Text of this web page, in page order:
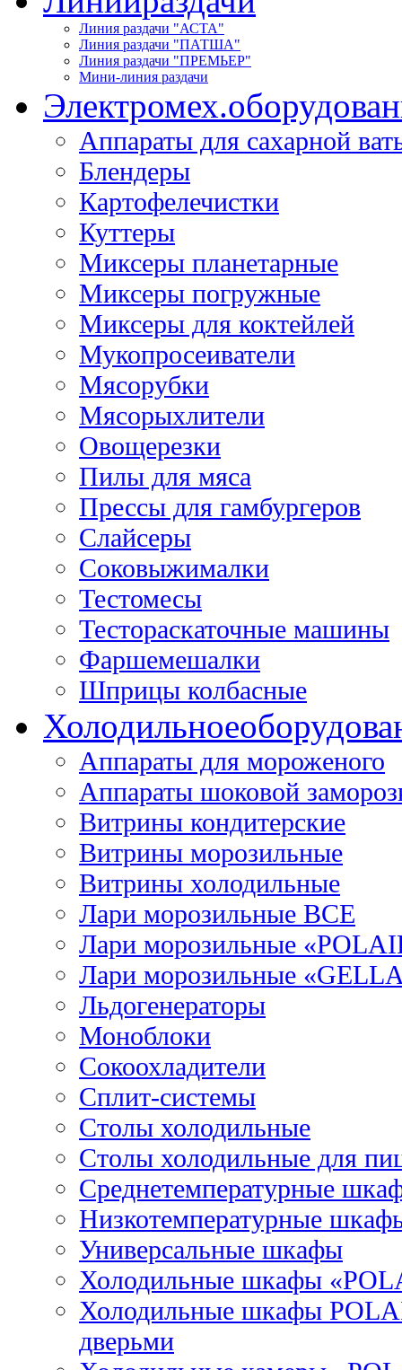
Линия раздачи "АСТА"
Линия раздачи "ПАТША"
Линия раздачи "ПРЕМЬЕР"
Мини-линия раздачи
Электромех.
Аппараты для сахарной
Блендеры
Картофелечистки
Куттеры
Миксеры планетарные
Миксеры погружные
Миксеры для коктейлей
Мукопросеиватели
Мясорубки
Мясорыхлители
Овощерезки
Пилы для мяса
Прессы для гамбургеров
Слайсеры
Соковыжималки
Тестомесы
Тестораскаточные машины
Фаршемешалки
Шприцы колбасные
Холодильное
Аппараты для мороженого
Аппараты шоковой
Витрины кондитерские
Витрины морозильные
Витрины холодильные
Лари морозильные ВСЕ
Лари морозильные
Лари морозильные
Льдогенераторы
Моноблоки
Сокоохладители
Сплит-системы
Столы холодильные
Столы холодильные для
Среднетемпературные
Низкотемпературные
Универсальные шкафы
Холодильные шкафы
Холодильные шкафы
дверьми